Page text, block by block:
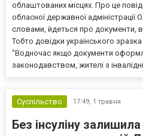
облаштованих місцях. Про це
обласної державної адміністрації
словами, йдеться про документи,
Тобто довідки українського
"Водночас якщо документи
законодавством, жителі з
Суспільство 17:49, 1 травня
Без інсуліну